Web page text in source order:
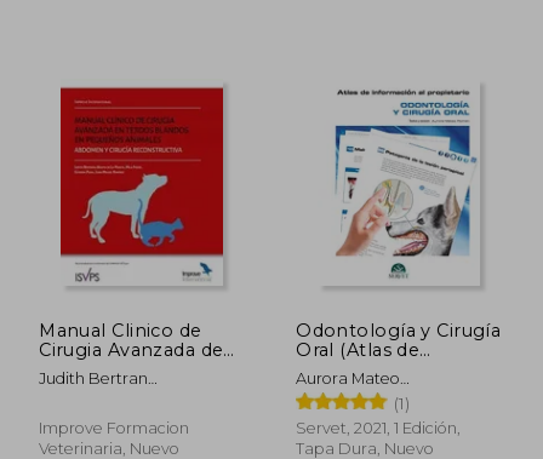
40%
dcto.
Manual Clinico de
Cirugia Avanzada de
Tejidos Blandos en
Pequeños Animales.
Reconstructiva
Judith Bertran
Puerta
Improve Formacion
Veterinaria, Nuevo
Odontología y Cirugía
Oral (Atlas de
Información al
Propietario)
Aurora Mateo
Rom&Aacute;N
(1)
Servet, 2021, 1 Edición,
Tapa Dura, Nuevo